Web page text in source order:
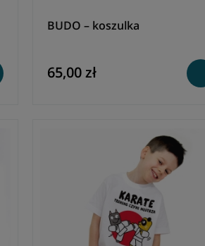
BUDO – koszulka
65,00 zł